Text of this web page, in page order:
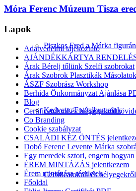
Piszkos Fred a Márka
Kedvenc Fotóalbumaink
Certificatokról és
Móra Ferenc Múzeum Tisza
Lapok
Adatvédelmi tájékoztató
AJÁNDÉKKÁRTYA
Árak Bérelj tőlünk Szelfi szobrokat
Árak Szobrok Plasztikák
ÁSZF Szobrász Workshop
Berhida Önkormányzat Ajánlása
Blog
Certificatokról és bélyegekről
Co Branding
Cookie szabályzat
CSALÁDI KÉZ ÖNTÉS
Dobó Ferenc Levente Márka
Egy meredek sztori, engem
ÉREM MINTÁZÁS jelentkezem
Érem mintázása részletek
Főoldal